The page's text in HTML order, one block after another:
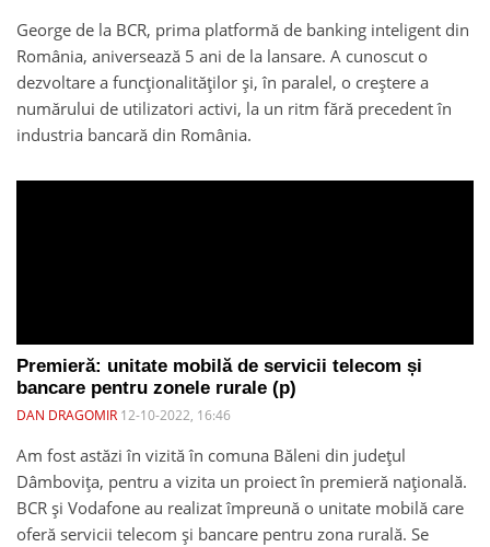
George de la BCR, prima platformă de banking inteligent din
România, aniversează 5 ani de la lansare. A cunoscut o
dezvoltare a funcționalităților și, în paralel, o creștere a
numărului de utilizatori activi, la un ritm fără precedent în
industria bancară din România.
Premieră: unitate mobilă de servicii telecom și
bancare pentru zonele rurale (p)
DAN DRAGOMIR 12-10-2022, 16:46
Am fost astăzi în vizită în comuna Băleni din județul
Dâmbovița, pentru a vizita un proiect în premieră națională.
BCR și Vodafone au realizat împreună o unitate mobilă care
oferă servicii telecom și bancare pentru zona rurală. Se